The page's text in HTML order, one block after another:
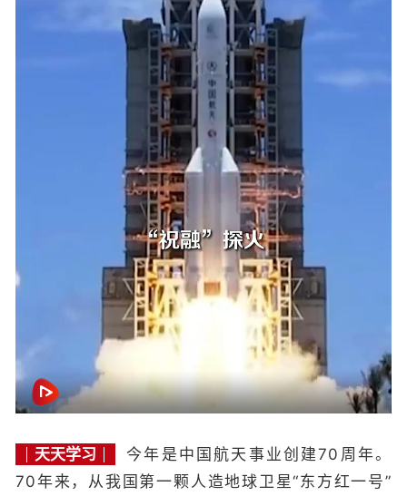
天天学习
今年是中国航天事业创建70周年。
70年来，从我国第一颗人造地球卫星“东方红一号”